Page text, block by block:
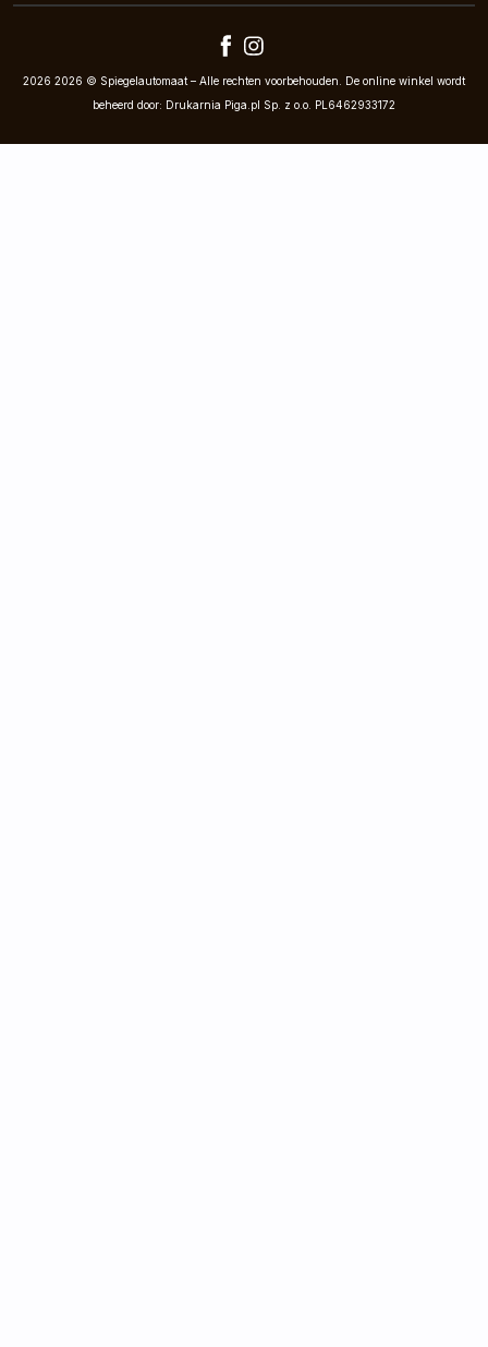
2026 2026 © Spiegelautomaat – Alle rechten voorbehouden. De online winkel wordt
beheerd door: Drukarnia Piga.pl Sp. z o.o. PL6462933172